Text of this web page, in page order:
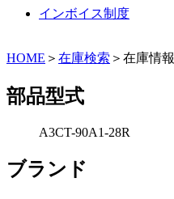
インボイス制度
HOME ＞ 在庫検索 ＞在庫情報
部品型式
A3CT-90A1-28R
ブランド